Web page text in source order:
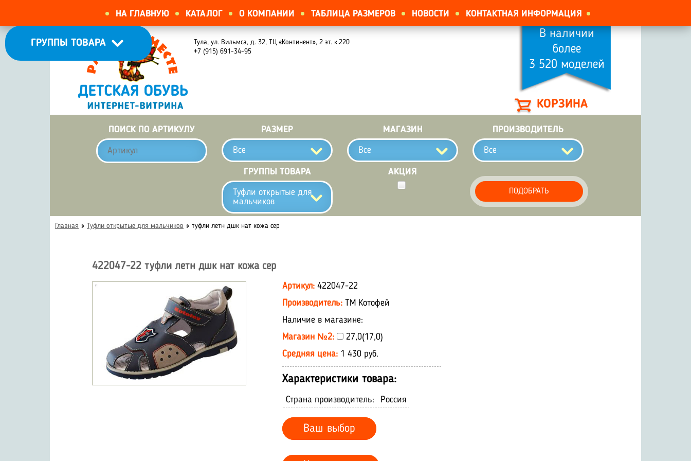
НА ГЛАВНУЮ КАТАЛОГ О КОМПАНИИ ТАБЛИЦА РАЗМЕРОВ НОВОСТИ КОНТАКТНАЯ ИНФОРМАЦИЯ
КОРЗИНА
В наличии
более
3 520 моделей
Тула, ул. Вильмса, д. 32, ТЦ «Континент», 2 эт. к.220
+7 (915) 691-34-95
ГРУППЫ ТОВАРА
ПОИСК ПО АРТИКУЛУ РАЗМЕР
Все
МАГАЗИН
Все
ПРОИЗВОДИТЕЛЬ
Все
ГРУППЫ ТОВАРА
Туфли открытые для
мальчиков
АКЦИЯ
ПОДОБРАТЬ
Главная » Туфли открытые для мальчиков » туфли летн дшк нат кожа сер
422047-22 туфли летн дшк нат кожа сер
Артикул: 422047-22
Производитель: ТМ Котофей
Наличие в магазине:
Магазин №2:
27,0(17,0)
Средняя цена: 1 430 руб.
Характеристики товара:
Страна производитель: Россия
Ваш выбор